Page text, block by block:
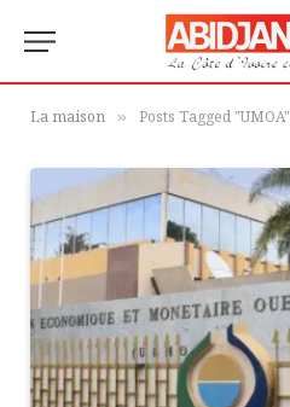
La maison » Posts Tagged "UMOA"